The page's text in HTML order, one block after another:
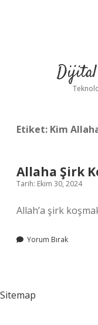
Dijital
Etiket: Kim
Allaha Şirk
Tarih: Ekim 30, 2024
Allah’a şirk
Yorum Bırak
Sitemap